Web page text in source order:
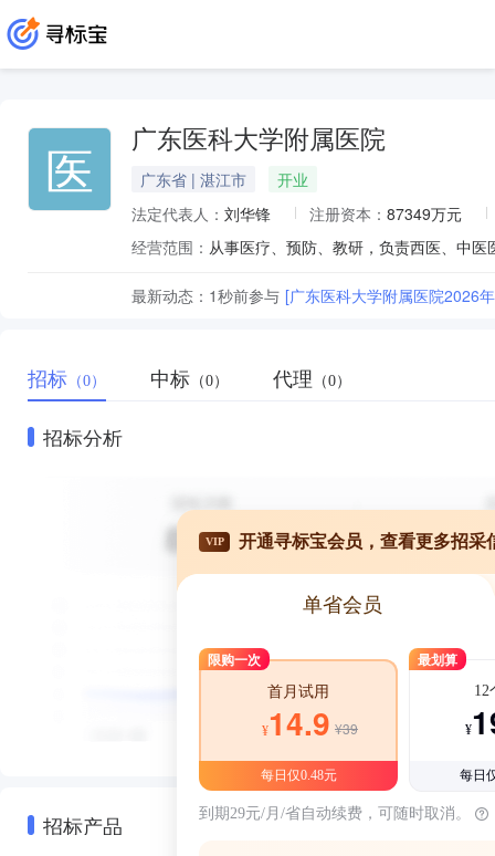
医 广东医科大学附属医院
广东省 | 湛江市
开业
法定代表人： 刘华锋 注册资本： 87349万元
经营范围： 从事医疗、预防、教研，负责西医、中医
最新动态： 1秒前参与 [广东医科大学附属医院2026
招标 （0） 中标 （0） 代理 （0）
招标分析
招标产品
VIP 开通寻标宝会员，查看更多招采
单省会员
限购一次
首月试用
¥14.9 ¥39
每日仅0.48元
最划算
12
¥
每日
到期29元/月/省自动续费，可随时取消。